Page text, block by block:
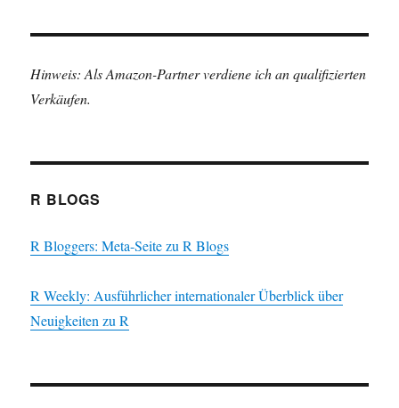
Hinweis: Als Amazon-Partner verdiene ich an qualifizierten
Verkäufen.
R BLOGS
R Bloggers: Meta-Seite zu R Blogs
R Weekly: Ausführlicher internationaler Überblick über
Neuigkeiten zu R